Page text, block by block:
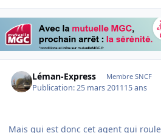
Léman-Express Membre SNCF
Publication:25 mars 201115 ans
Mais qui est donc cet agent qui roule